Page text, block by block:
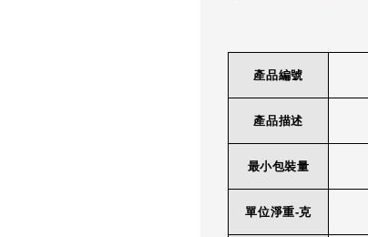
產品編號
產品描述
最小包裝量
單位淨重-克